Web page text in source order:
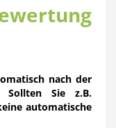
nach der
Sollten Sie z.B.
automatische